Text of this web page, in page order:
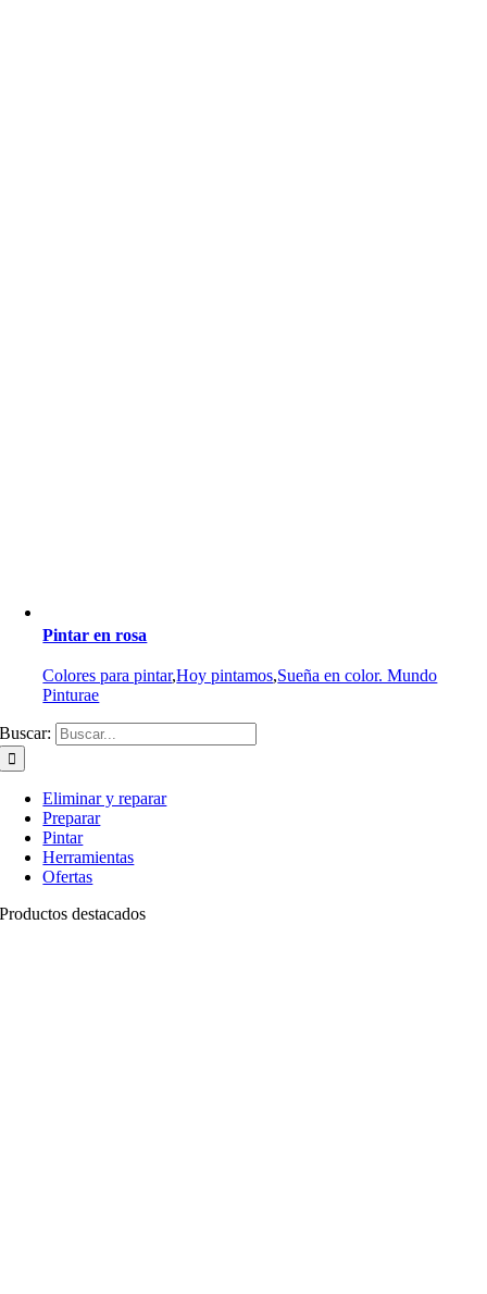
Pintar en rosa
Colores para pintar,Hoy pintamos,Sueña en color. Mundo
Pinturae
Buscar:
Eliminar y reparar
Preparar
Pintar
Herramientas
Ofertas
Productos destacados